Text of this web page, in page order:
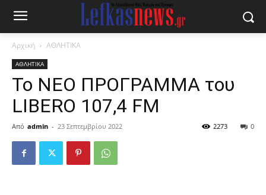
Αρχική ΑΘΛΗΤΙΚΑ
ΑΘΛΗΤΙΚΑ
Το NEO ΠΡΟΓΡΑΜΜΑ του
LIBERO 107,4 FM
Από admin - 23 Σεπτεμβρίου 2022 0
2273